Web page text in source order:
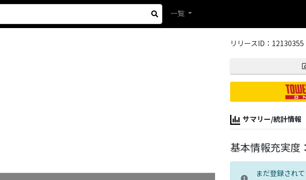
一覧
リリースID： 12130355
サマリー/統計情報
基本情報充実度：
まだ登録され